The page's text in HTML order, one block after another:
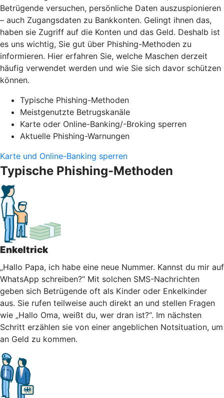
Betrügende versuchen, persönliche Daten auszuspionieren
– auch Zugangsdaten zu Bankkonten. Gelingt ihnen das,
haben sie Zugriff auf die Konten und das Geld. Deshalb ist
es uns wichtig, Sie gut über Phishing-Methoden zu
informieren. Hier erfahren Sie, welche Maschen derzeit
häufig verwendet werden und wie Sie sich davor schützen
können.
Typische Phishing-Methoden
Meistgenutzte Betrugskanäle
Karte oder Online-Banking/-Broking sperren
Aktuelle Phishing-Warnungen
Karte und Online-Banking sperren
Typische Phishing-Methoden
Enkeltrick
„Hallo Papa, ich habe eine neue Nummer. Kannst du mir auf
WhatsApp schreiben?“ Mit solchen SMS-Nachrichten
geben sich Betrügende oft als Kinder oder Enkelkinder
aus. Sie rufen teilweise auch direkt an und stellen Fragen
wie „Hallo Oma, weißt du, wer dran ist?“. Im nächsten
Schritt erzählen sie von einer angeblichen Notsituation, um
an Geld zu kommen.